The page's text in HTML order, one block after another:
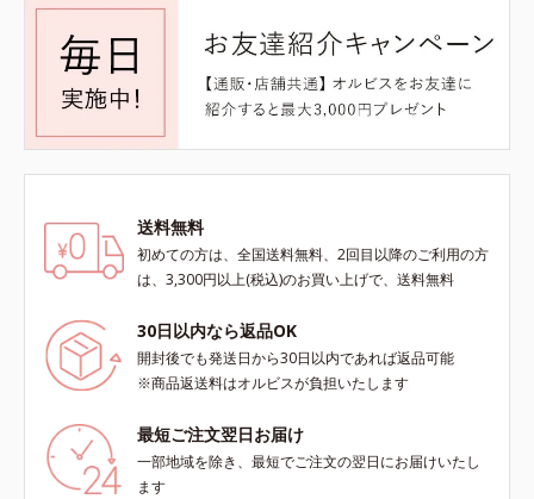
送料無料
初めての方は、全国送料無料、2回目以降のご利用の方
は、3,300円以上(税込)のお買い上げで、送料無料
30日以内なら返品OK
開封後でも発送日から30日以内であれば返品可能
※商品返送料はオルビスが負担いたします
最短ご注文翌日お届け
一部地域を除き、最短でご注文の翌日にお届けいたし
ます